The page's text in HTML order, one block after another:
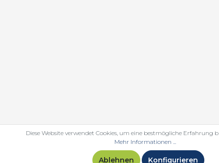
Diese Website verwendet Cookies, um eine bestmögliche Erfahrung
Mehr Informationen ...
Ablehnen Konfigurieren